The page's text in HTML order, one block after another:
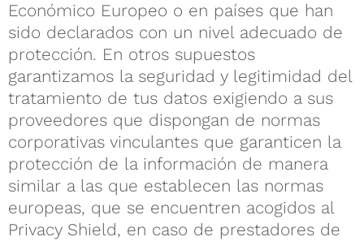
Económico Europeo o en países que han
sido declarados con un nivel adecuado de
protección. En otros supuestos
garantizamos la seguridad y legitimidad del
tratamiento de tus datos exigiendo a sus
proveedores que dispongan de normas
corporativas vinculantes que garanticen la
protección de la información de manera
similar a las que establecen las normas
europeas, que se encuentren acogidos al
Privacy Shield, en caso de prestadores de